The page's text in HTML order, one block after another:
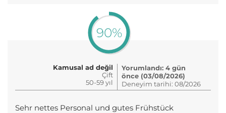
90%
Kamusal ad değil
Çift
50-59 yıl
Yorumlandı: 4 gün
önce (03/08/2026)
Deneyim tarihi: 08/2026
Sehr nettes Personal und gutes Frühstück